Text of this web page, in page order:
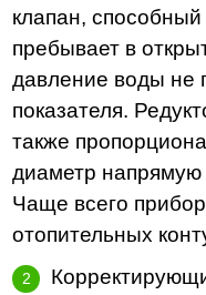
клапан,
пребывает в
давление воды не
показателя.
также
диаметр напрямую
Чаще всего
отопительных